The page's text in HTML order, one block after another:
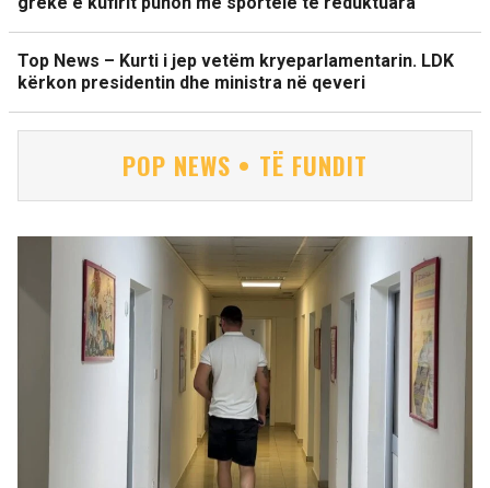
Top News – Kurti i jep vetëm kryeparlamentarin. LDK
kërkon presidentin dhe ministra në qeveri
POP NEWS • TË FUNDIT